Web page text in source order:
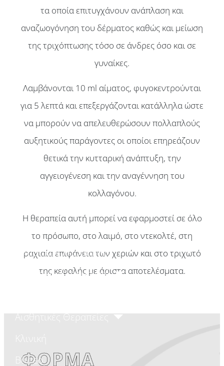
Πλαστικός Χειρουργός
Πλαστική Χειρουργική
Αισθητικές Θεραπείες
Κλινική
Βίντεο
τα οποία επιτυγχάνουν ανάπλαση και
αναζωογόνηση του δέρματος καθώς και μείωση
της τριχόπτωσης τόσο σε άνδρες όσο και σε
γυναίκες.
Λαμβάνονται 10 ml αίματος, φυγοκεντρούνται
για 5 λεπτά και επεξεργάζονται κατάλληλα ώστε
να μπορούν να απελευθερώσουν πολλαπλούς
αυξητικούς παράγοντες οι οποίοι επηρεάζουν
θετικά την κυτταρική ανάπτυξη, την
αγγειογένεση και την αναγέννηση του
κολλαγόνου.
Η θεραπεία αυτή μπορεί να εφαρμοστεί σε όλο
το πρόσωπο, στο λαιμό, στο ντεκολτέ, στη
ραχιαία επιφάνεια των χεριών και στο τριχωτό
της κεφαλής με άριστα αποτελέσματα.
ΦΟΡΜΑ